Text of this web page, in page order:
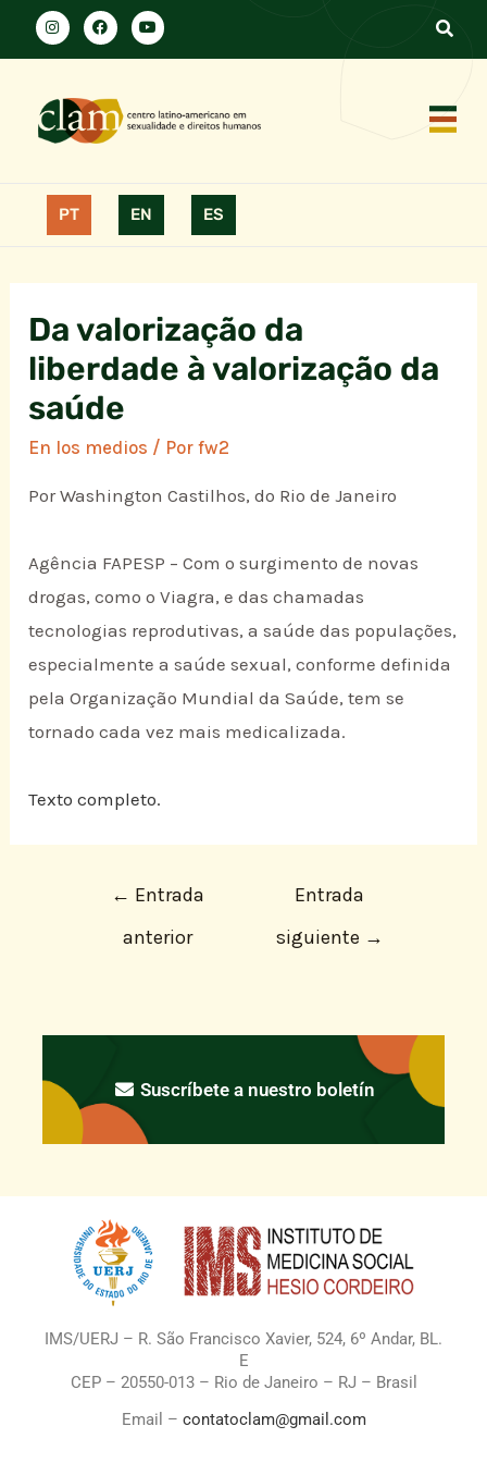
PT EN ES
Da valorização da
liberdade à valorização da
saúde
En los medios / Porfw2
Por Washington Castilhos, do Rio de Janeiro
Agência FAPESP – Com o surgimento de novas
drogas, como o Viagra, e das chamadas
tecnologias reprodutivas, a saúde das populações,
especialmente a saúde sexual, conforme definida
pela Organização Mundial da Saúde, tem se
tornado cada vez mais medicalizada.
Texto completo.
← Entrada
anterior
Entrada
siguiente →
Suscríbete a nuestro boletín
IMS/UERJ – R. São Francisco Xavier, 524, 6º Andar, BL.
E
CEP – 20550-013 – Rio de Janeiro – RJ – Brasil
Email – contatoclam@gmail.com